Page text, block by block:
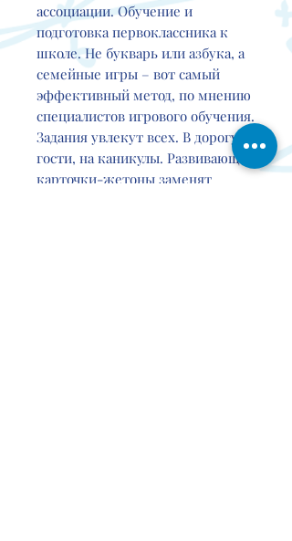
ассоциации. Обучение и
подготовка первоклассника к
школе. Не букварь или азбука, а
семейные игры – вот самый
эффективный метод, по мнению
специалистов игрового обучения.
Задания увлекут всех. В дорогу, в
гости, на каникулы. Развивающие
карточки-жетоны заменят